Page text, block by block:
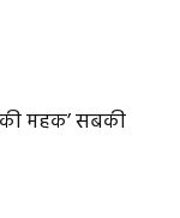
महक’ सबकी